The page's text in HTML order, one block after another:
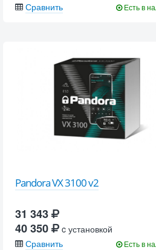
Сравнить
Есть в
Pandora VX 3100 v2
31 343
40 350
c установкой
Сравнить
Есть в